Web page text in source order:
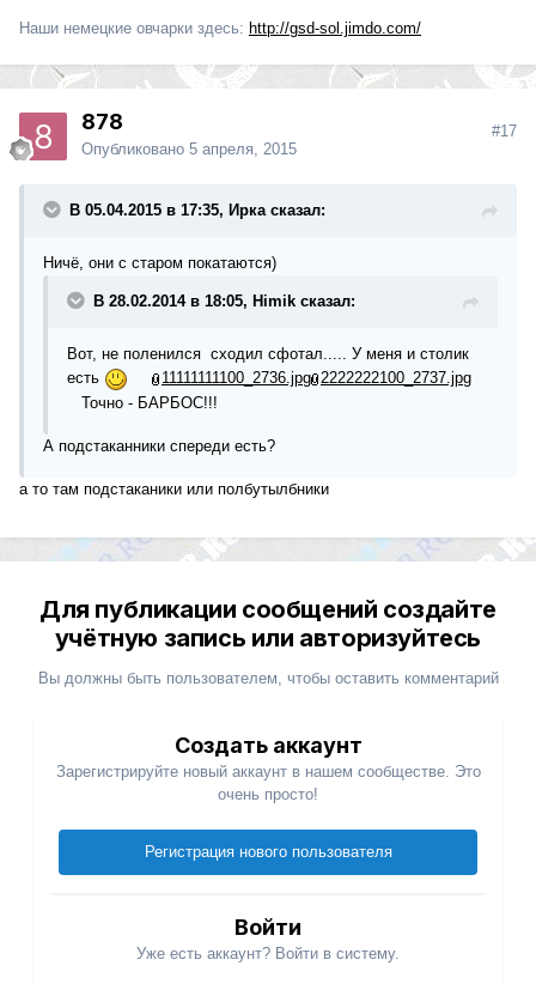
Наши немецкие овчарки здесь: http://gsd-sol.jimdo.com/
878
Опубликовано 5 апреля, 2015
#17
В 05.04.2015 в 17:35, Ирка сказал:
Ничё, они с старом покатаются)
В 28.02.2014 в 18:05, Himik сказал:
Вот, не поленился сходил сфотал..... У меня и столик
есть
11111111100_2736.jpg 2222222100_2737.jpg
Точно - БАРБОС!!!
А подстаканники спереди есть?
а то там подстаканики или полбутылбники
Для публикации сообщений создайте
учётную запись или авторизуйтесь
Вы должны быть пользователем, чтобы оставить комментарий
Создать аккаунт
Зарегистрируйте новый аккаунт в нашем сообществе. Это
очень просто!
Регистрация нового пользователя
Войти
Уже есть аккаунт? Войти в систему.